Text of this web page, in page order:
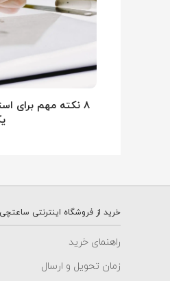
۸ نکته مهم برای
خرید از فروشگاه اینترنتی ساعتچی
راهنمای خرید
زمان تحویل و ارسال